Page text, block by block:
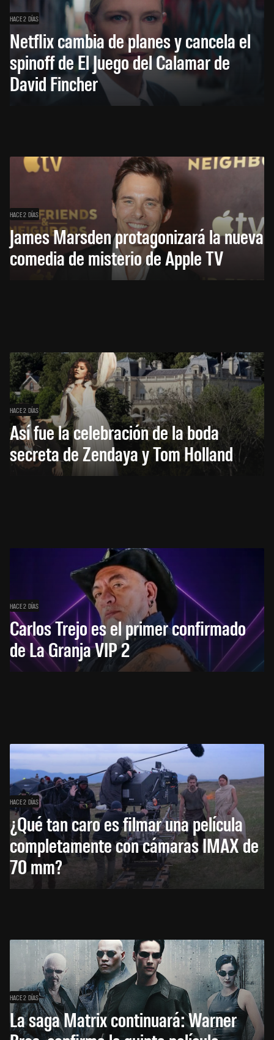
HACE 2 DÍAS
Netflix cambia de planes y cancela el
spinoff de El Juego del Calamar de
David Fincher
HACE 2 DÍAS
James Marsden protagonizará la nueva
comedia de misterio de Apple TV
HACE 2 DÍAS
Así fue la celebración de la boda
secreta de Zendaya y Tom Holland
HACE 2 DÍAS
Carlos Trejo es el primer confirmado
de La Granja VIP 2
HACE 2 DÍAS
¿Qué tan caro es filmar una película
completamente con cámaras IMAX de
70 mm?
HACE 2 DÍAS
La saga Matrix continuará: Warner